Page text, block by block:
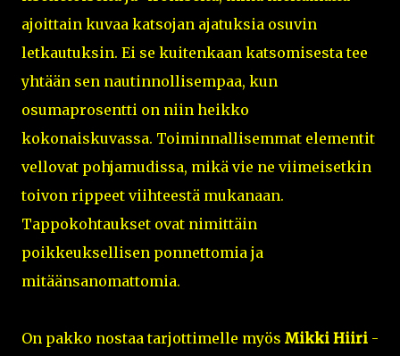
ajoittain kuvaa katsojan ajatuksia osuvin
letkautuksin. Ei se kuitenkaan katsomisesta tee
yhtään sen nautinnollisempaa, kun
osumaprosentti on niin heikko
kokonaiskuvassa. Toiminnallisemmat elementit
vellovat pohjamudissa, mikä vie ne viimeisetkin
toivon rippeet viihteestä mukanaan.
Tappokohtaukset ovat nimittäin
poikkeuksellisen ponnettomia ja
mitäänsanomattomia.
On pakko nostaa tarjottimelle myös Mikki Hiiri -